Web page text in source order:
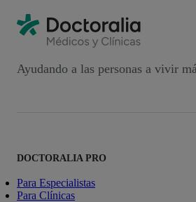
Ayudando a las personas a vivir
DOCTORALIA PRO
Para Especialistas
Para Clínicas